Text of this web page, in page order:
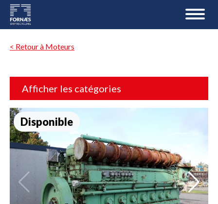
< Retour à Moteurs
Afficher les catégories
Disponible